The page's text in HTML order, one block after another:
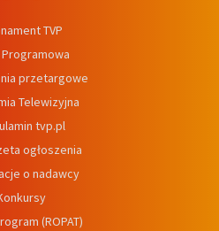
TVP
Programowa
przetargowe
Telewizyjna
tvp.pl
ogłoszenia
o nadawcy
(ROPAT)